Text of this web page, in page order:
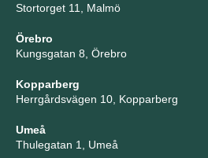
Stortorget 11, Malmö
Örebro
Kungsgatan 8, Örebro
Kopparberg
Herrgårdsvägen 10, Kopparberg
Umeå
Thulegatan 1, Umeå